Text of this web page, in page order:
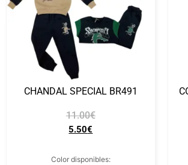
CHANDAL SPECIAL BR491
11.00€
5.50€
Color disponibles: